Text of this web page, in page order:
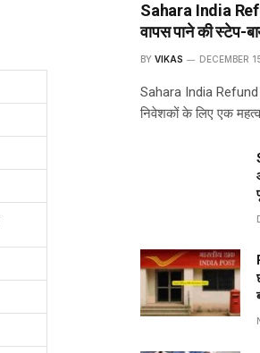
Sahara India
वापस पाने की स्टेप-
BY VIKAS DECEMBER
Sahara India Refund
निवेशकों के लिए एक